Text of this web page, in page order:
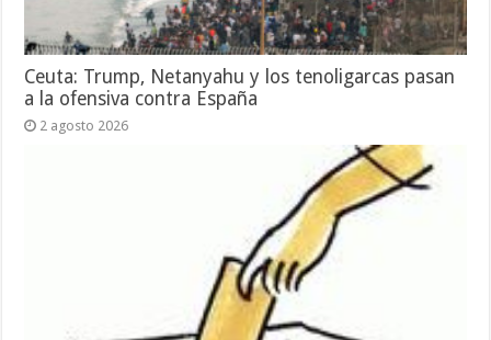
Ceuta: Trump, Netanyahu y los tenoligarcas pasan
a la ofensiva contra España
2 agosto 2026